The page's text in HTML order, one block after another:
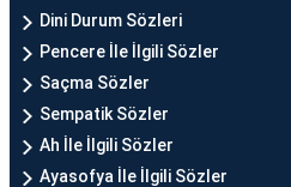
Dini Durum Sözleri
Pencere İle İlgili Sözler
Saçma Sözler
Sempatik Sözler
Ah İle İlgili Sözler
Ayasofya İle İlgili Sözler